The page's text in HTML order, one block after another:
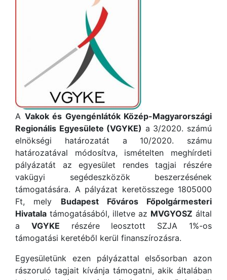
A Vakok és Gyengénlátók Közép-Magyarországi
Regionális Egyesülete (VGYKE) a 3/2020. számú
elnökségi határozatát a 10/2020. számu
határozatával módosítva, ismételten meghírdeti
pályázatát az egyesület rendes tagjai részére
vakügyi segédeszközök beszerzésének
támogatására. A pályázat keretösszege 1805000
Ft, mely Budapest Főváros Főpolgármesteri
Hivatala támogatásából, illetve az MVGYOSZ által
a VGYKE részére leosztott SZJA 1%-os
támogatási keretéből kerül finanszírozásra.
Egyesületünk ezen pályázattal elsősorban azon
rászoruló tagjait kívánja támogatni, akik általában